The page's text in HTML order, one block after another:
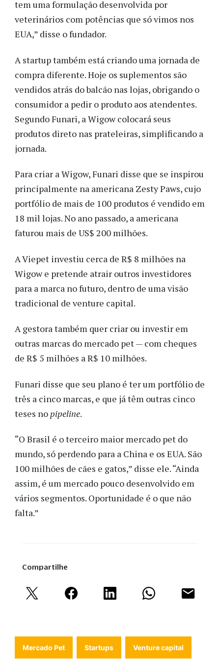
tem uma formulação desenvolvida por
veterinários com potências que só vimos nos
EUA,” disse o fundador.
A startup também está criando uma jornada de
compra diferente. Hoje os suplementos são
vendidos atrás do balcão nas lojas, obrigando o
consumidor a pedir o produto aos atendentes.
Segundo Funari, a Wigow colocará seus
produtos direto nas prateleiras, simplificando a
jornada.
Para criar a Wigow, Funari disse que se inspirou
principalmente na americana Zesty Paws, cujo
portfólio de mais de 100 produtos é vendido em
18 mil lojas. No ano passado, a americana
faturou mais de US$ 200 milhões.
A Viepet investiu cerca de R$ 8 milhões na
Wigow e pretende atrair outros investidores
para a marca no futuro, dentro de uma visão
tradicional de venture capital.
A gestora também quer criar ou investir em
outras marcas do mercado pet — com cheques
de R$ 5 milhões a R$ 10 milhões.
Funari disse que seu plano é ter um portfólio de
três a cinco marcas, e que já têm outras cinco
teses no pipeline.
“O Brasil é o terceiro maior mercado pet do
mundo, só perdendo para a China e os EUA. São
100 milhões de cães e gatos,” disse ele. “Ainda
assim, é um mercado pouco desenvolvido em
vários segmentos. Oportunidade é o que não
falta.”
Compartilhe
Mercado Pet Startups Venture capital